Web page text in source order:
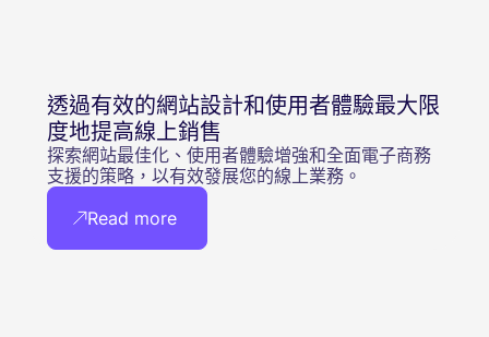
透過有效的網站設計和使用者體驗最大限
度地提高線上銷售
探索網站最佳化、使用者體驗增強和全面電子商務
支援的策略，以有效發展您的線上業務。
Read more